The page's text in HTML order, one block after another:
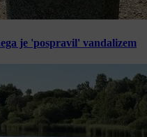
je 'pospravil' vandalizem